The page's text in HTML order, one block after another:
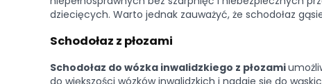
dziecięcych. Warto jednak zauważyć, że schodołaz
Schodołaz z płozami
Schodołaz do wózka inwalidzkiego z płozami